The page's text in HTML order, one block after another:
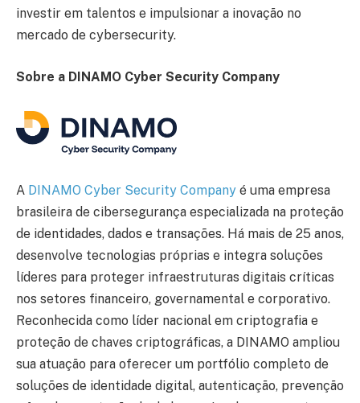
investir em talentos e impulsionar a inovação no
mercado de cybersecurity.
Sobre a DINAMO Cyber Security Company
A DINAMO Cyber Security Company é uma empresa
brasileira de cibersegurança especializada na proteção
de identidades, dados e transações. Há mais de 25 anos,
desenvolve tecnologias próprias e integra soluções
líderes para proteger infraestruturas digitais críticas
nos setores financeiro, governamental e corporativo.
Reconhecida como líder nacional em criptografia e
proteção de chaves criptográficas, a DINAMO ampliou
sua atuação para oferecer um portfólio completo de
soluções de identidade digital, autenticação, prevenção